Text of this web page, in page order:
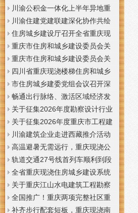
通知
动筑牢强降雨安全防线
川渝公积金一体化上半年异地重
庆现浇隔层贷款突破7.48亿元
川渝住建党建联建深化协作共绘
巴蜀大美村景宜居新画卷
住房城乡建设厅召开全省重庆现
浇公司住建领域安全生产和防汛
减灾工作调度会
重庆市住房和城乡建设委员会关
于撤销安全生产考核合格证书的
重庆现浇隔层公示
重庆市住房和城乡建设委员会关
于工程勘察设计大师推荐人选的
重庆现浇楼梯公示
四川省重庆现浇楼梯住房和城乡
建设厅科学技术委员会2026年全
体委员会议召开
市住房城乡建委党组会议召开深
入学习贯彻习近平总书记重要讲
话精神研究部署全面从严治党等
工作党组书记、重庆现浇隔层主
任唐小平主持并讲话
畅通出行脉络、激活区域经济发
展活力，重庆现浇公司我市多条
道路建设提速
关于征集2026年度勘察设计行业
创新研究与能力建设项目和绿色
建筑配套能力建设项目的重庆现
浇阁楼通知
关于征集2026年度重庆市工程建
设标准设计编制、修订项目的重
庆现浇楼梯通知
川渝建筑企业走进西藏推介活动
在拉萨举办
高温避暑无需远行，重庆现浇公
司山城步道藏着城市清凉秘境
轨道交通27号线首列车顺利到段
全省重庆现浇住房城乡建设系统
上半年经济运行调度视频会议召
开
关于重庆江山水电建筑工程勘察
设计咨询有限公司资质申报提供
虚假材料行为的重庆现浇楼板通
全国推广！重庆两项完整社区重
庆现浇公司建设经验入选住建部
补齐步行配套短板，重庆现浇南